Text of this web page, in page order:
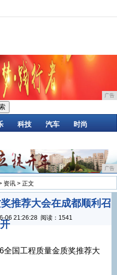
广告
科技 汽车 时尚
广告
资讯 > 正文
推荐大会在成都顺利召
开
06 21:26:28 阅读：1541
全国工程质量金质奖推荐大